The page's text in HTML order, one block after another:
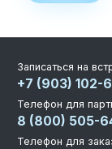
Записаться на
+7 (903) 102-
Телефон для
8 (800) 505-
Телефон для